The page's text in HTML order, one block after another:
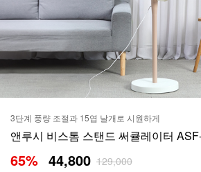
3단계 풍량 조절과 15엽 날개로 시원하게
앤루시 비스톰 스탠드 써큘레이터
65% 44,800 129,000